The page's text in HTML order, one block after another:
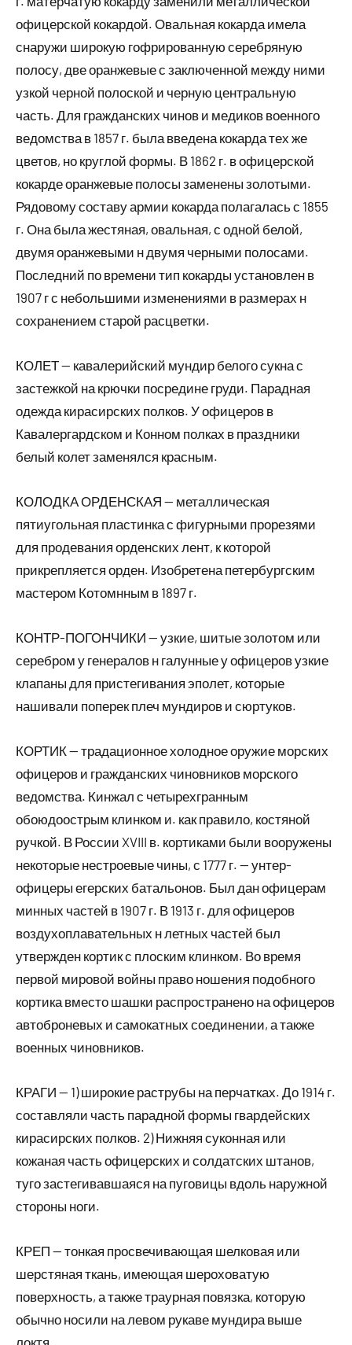
офицерской кокардой. Овальная кокарда имела
снаружи широкую гофрированную серебряную
полосу, две оранжевые с заключенной между ними
узкой черной полоской и черную центральную
часть. Для гражданских чинов и медиков военного
ведомства в 1857 г. была введена кокарда тех же
цветов, но круглой формы. В 1862 г. в офицерской
кокарде оранжевые полосы заменены золотыми.
Рядовому составу армии кокарда полагалась с 1855
г. Она была жестяная, овальная, с одной белой,
двумя оранжевыми н двумя черными полосами.
Последний по времени тип кокарды установлен в
1907 г с небольшими изменениями в размерах н
сохранением старой расцветки.
КОЛЕТ — кавалерийский мундир белого сукна с
застежкой на крючки посредине груди. Парадная
одежда кирасирских полков. У офицеров в
Кавалергардском и Конном полках в праздники
белый колет заменялся красным.
КОЛОДКА ОРДЕНСКАЯ — металлическая
пятиугольная пластинка с фигурными прорезями
для продевания орденских лент, к которой
прикрепляется орден. Изобретена петербургским
мастером Котомнным в 1897 г.
КОНТР-ПОГОНЧИКИ — узкие, шитые золотом или
серебром у генералов н галунные у офицеров узкие
клапаны для пристегивания эполет, которые
нашивали поперек плеч мундиров и сюртуков.
КОРТИК — традационное холодное оружие морских
офицеров и гражданских чиновников морского
ведомства. Кинжал с четырехгранным
обоюдоострым клинком и. как правило, костяной
ручкой. В России XVIII в. кортиками были вооружены
некоторые нестроевые чины, с 1777 г. — унтер-
офицеры егерских батальонов. Был дан офицерам
минных частей в 1907 г. В 1913 г. для офицеров
воздухоплавательных н летных частей был
утвержден кортик с плоским клинком. Во время
первой мировой войны право ношения подобного
кортика вместо шашки распространено на офицеров
автоброневых и самокатных соединении, а также
военных чиновников.
КРАГИ — 1) широкие раструбы на перчатках. До 1914 г.
составляли часть парадной формы гвардейских
кирасирских полков. 2) Нижняя суконная или
кожаная часть офицерских и солдатских штанов,
туго застегивавшаяся на пуговицы вдоль наружной
стороны ноги.
КРЕП — тонкая просвечивающая шелковая или
шерстяная ткань, имеющая шероховатую
поверхность, а также траурная повязка, которую
обычно носили на левом рукаве мундира выше
локтя.